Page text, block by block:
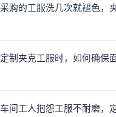
采购的工服洗几次就褪色，
定制夹克工服时，如何确保
车间工人抱怨工服不耐磨，